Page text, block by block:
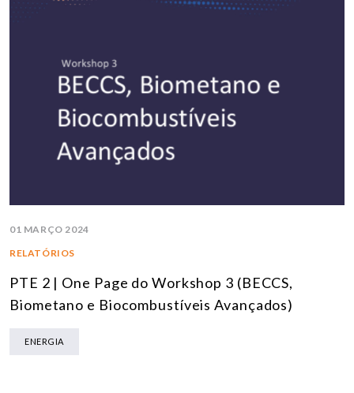
01 MARÇO 2024
RELATÓRIOS
PTE 2 | One Page do Workshop 3 (BECCS,
Biometano e Biocombustíveis Avançados)
ENERGIA